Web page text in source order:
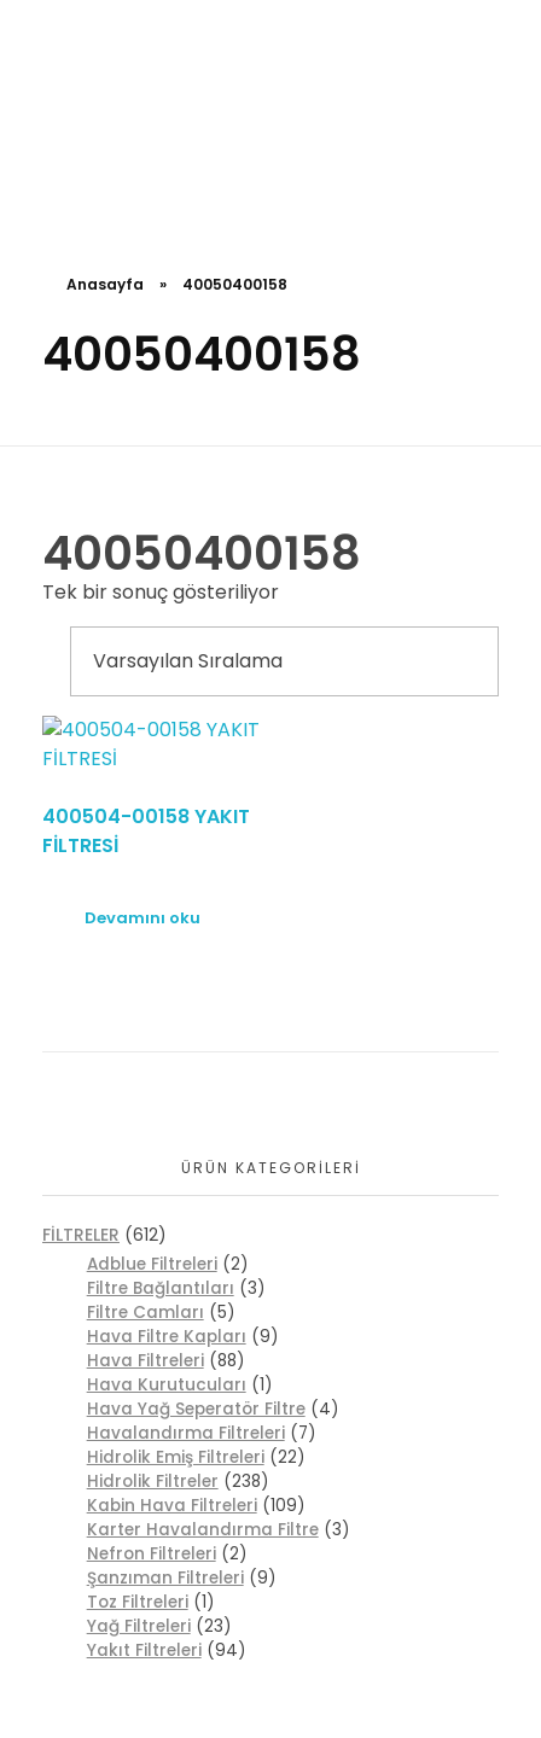
Anasayfa » 40050400158
40050400158
40050400158
Tek bir sonuç gösteriliyor
400504-00158 YAKIT
FİLTRESİ
Devamını oku
ÜRÜN KATEGORILERI
FİLTRELER (612)
Adblue Filtreleri (2)
Filtre Bağlantıları (3)
Filtre Camları (5)
Hava Filtre Kapları (9)
Hava Filtreleri (88)
Hava Kurutucuları (1)
Hava Yağ Seperatör Filtre (4)
Havalandırma Filtreleri (7)
Hidrolik Emiş Filtreleri (22)
Hidrolik Filtreler (238)
Kabin Hava Filtreleri (109)
Karter Havalandırma Filtre (3)
Nefron Filtreleri (2)
Şanzıman Filtreleri (9)
Toz Filtreleri (1)
Yağ Filtreleri (23)
Yakıt Filtreleri (94)